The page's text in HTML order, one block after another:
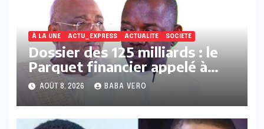
À LA UNE ACTU_EXPRESS ACTUALITE SOCIETE
Dossier des 125 milliards : le
Parquet financier appelé à
faire ses réquisition
AOÛT 8, 2026 BABA VERO